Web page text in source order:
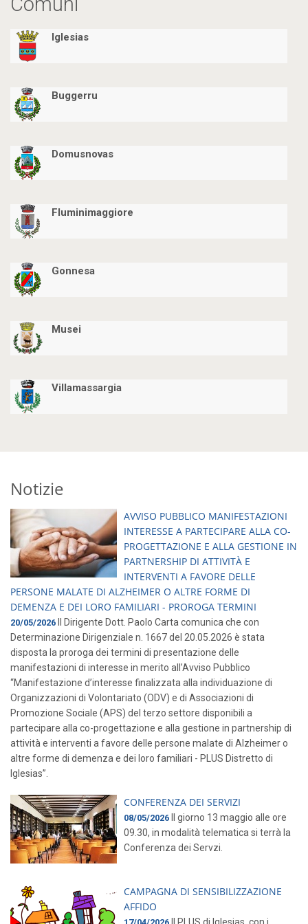
Iglesias
Buggerru
Domusnovas
Fluminimaggiore
Gonnesa
Musei
Villamassargia
Notizie
AVVISO PUBBLICO MANIFESTAZIONI
INTERESSE A PARTECIPARE ALLA CO-
PROGETTAZIONE E ALLA GESTIONE IN
PARTNERSHIP DI ATTIVITÀ E
INTERVENTI A FAVORE DELLE
PERSONE MALATE DI ALZHEIMER O ALTRE FORME DI
DEMENZA E DEI LORO FAMILIARI - PROROGA TERMINI
20/05/2026 Il Dirigente Dott. Paolo Carta comunica che con
Determinazione Dirigenziale n. 1667 del 20.05.2026 è stata
disposta la proroga dei termini di presentazione delle
manifestazioni di interesse in merito all’Avviso Pubblico
“Manifestazione d’interesse finalizzata alla individuazione di
Organizzazioni di Volontariato (ODV) e di Associazioni di
Promozione Sociale (APS) del terzo settore disponibili a
partecipare alla co-progettazione e alla gestione in partnership di
attività e interventi a favore delle persone malate di Alzheimer o
altre forme di demenza e dei loro familiari - PLUS Distretto di
Iglesias”.
CONFERENZA DEI SERVIZI
08/05/2026 Il giorno 13 maggio alle ore
09.30, in modalità telematica si terrà la
Conferenza dei Servzi.
CAMPAGNA DI SENSIBILIZZAZIONE
AFFIDO